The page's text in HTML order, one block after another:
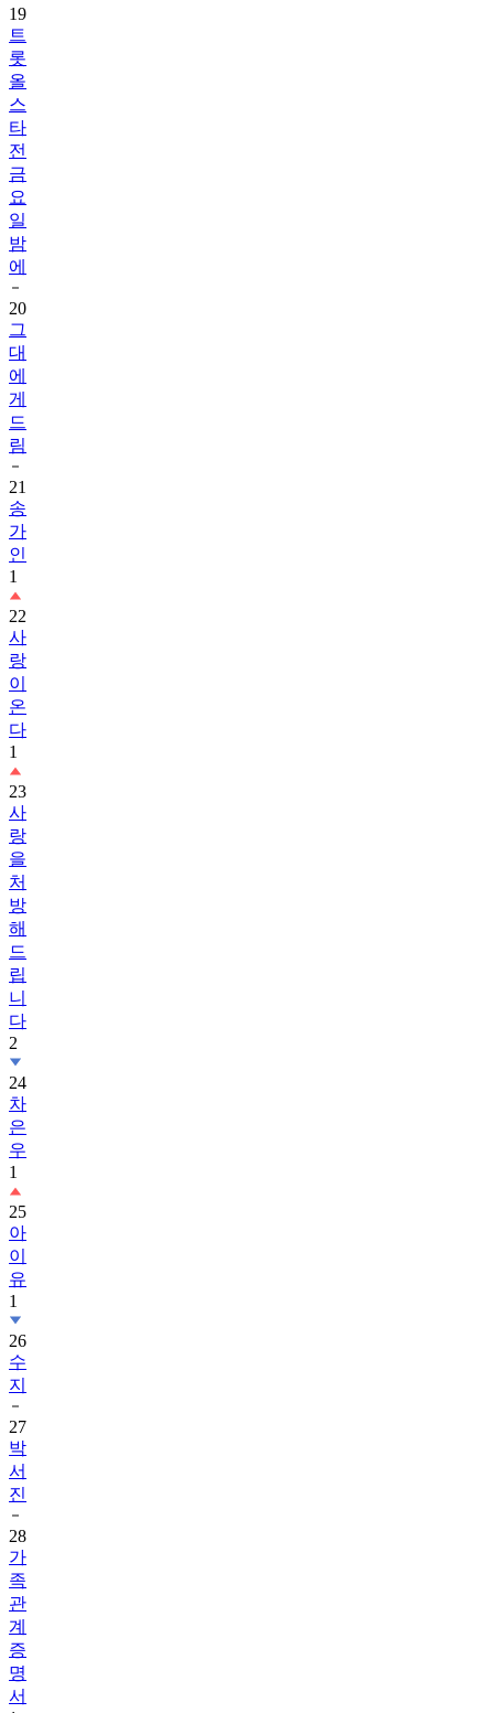
19
트
롯
올
스
타
전
금
요
일
밤
에
20
그
대
에
게
드
림
21
송
가
인
1
22
사
랑
이
온
다
1
23
사
랑
을
처
방
해
드
립
니
다
2
24
차
은
우
1
25
아
이
유
1
26
수
지
27
박
서
진
28
가
족
관
계
증
명
서